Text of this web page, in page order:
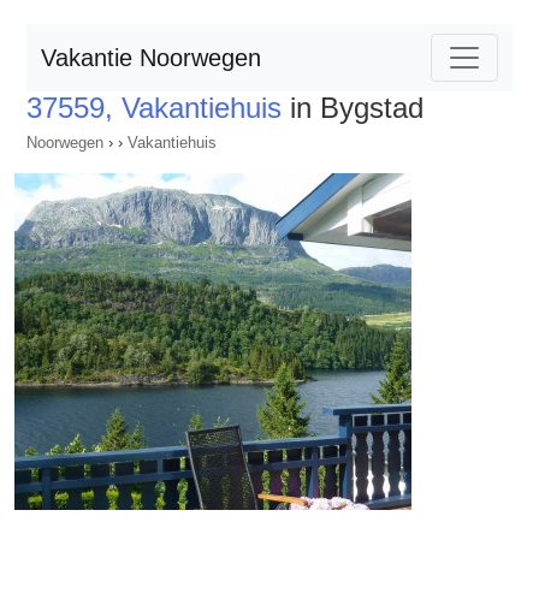
Vakantie Noorwegen
37559, Vakantiehuis in Bygstad
Noorwegen › › Vakantiehuis